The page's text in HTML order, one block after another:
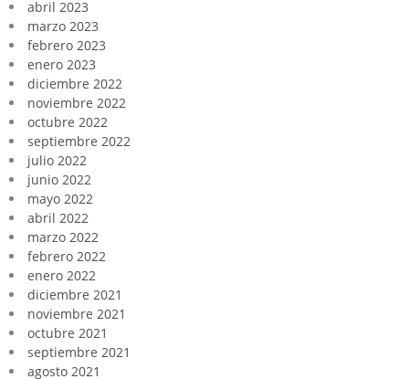
abril 2023
marzo 2023
febrero 2023
enero 2023
diciembre 2022
noviembre 2022
octubre 2022
septiembre 2022
julio 2022
junio 2022
mayo 2022
abril 2022
marzo 2022
febrero 2022
enero 2022
diciembre 2021
noviembre 2021
octubre 2021
septiembre 2021
agosto 2021